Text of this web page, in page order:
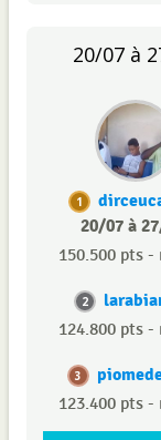
20/07 à
1
20/07 à
150.500 pts -
2
124.800 pts -
3
123.400 pts -